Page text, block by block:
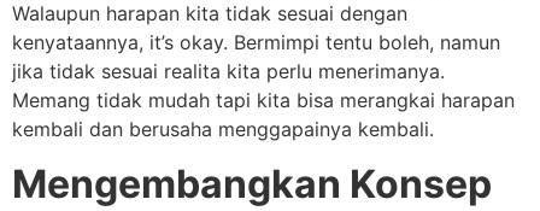
Walaupun harapan kita tidak sesuai dengan
kenyataannya, it’s okay. Bermimpi tentu boleh, namun
jika tidak sesuai realita kita perlu menerimanya.
Memang tidak mudah tapi kita bisa merangkai harapan
kembali dan berusaha menggapainya kembali.
Mengembangkan Konsep